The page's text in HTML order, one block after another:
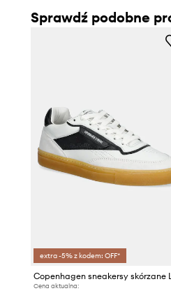
Sprawdź podobne
extra -5% z kodem: OFF*
Cena aktualna: